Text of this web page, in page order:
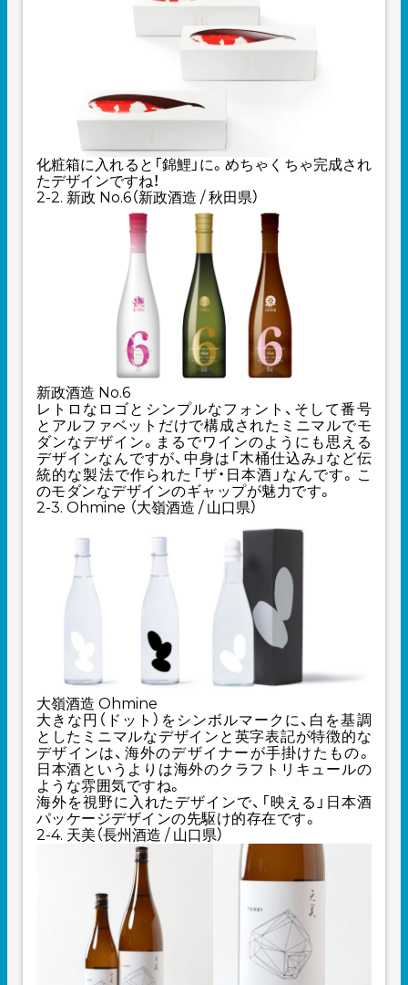
化粧箱に入れると「錦鯉」に。めちゃくちゃ完成され
たデザインですね！
2-2. 新政 No.6（新政酒造 / 秋田県）
新政酒造 No.6
レトロなロゴとシンプルなフォント、そして番号
とアルファベットだけで構成されたミニマルでモ
ダンなデザイン。まるでワインのようにも思える
デザインなんですが、中身は「木桶仕込み」など伝
統的な製法で作られた「ザ・日本酒」なんです。こ
のモダンなデザインのギャップが魅力です。
2-3. Ohmine （大嶺酒造 / 山口県）
大嶺酒造 Ohmine
大きな円（ドット）をシンボルマークに、白を基調
としたミニマルなデザインと英字表記が特徴的な
デザインは、海外のデザイナーが手掛けたもの。
日本酒というよりは海外のクラフトリキュールの
ような雰囲気ですね。
海外を視野に入れたデザインで、「映える」日本酒
パッケージデザインの先駆け的存在です。
2-4. 天美（長州酒造 / 山口県）